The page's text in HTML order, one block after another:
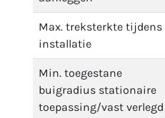
Max. treksterkte tijdens
installatie
Min. toegestane
buigradius stationaire
toepassing/vast verlegd